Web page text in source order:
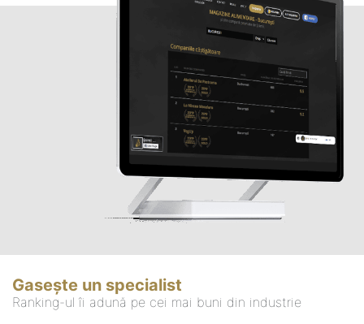
Gasește un specialist
Ranking-ul îi adună pe cei mai buni din industrie